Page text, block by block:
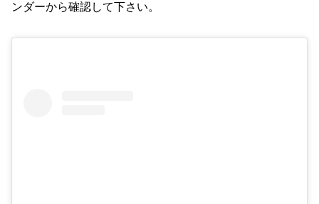
ンダーから確認して下さい。